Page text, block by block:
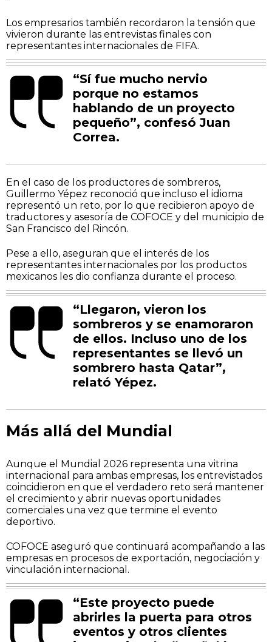
Los empresarios también recordaron la tensión que
vivieron durante las entrevistas finales con
representantes internacionales de FIFA.
“Sí fue mucho nervio
porque no estamos
hablando de un proyecto
pequeño”, confesó Juan
Correa.
En el caso de los productores de sombreros,
Guillermo Yépez reconoció que incluso el idioma
representó un reto, por lo que recibieron apoyo de
traductores y asesoría de COFOCE y del municipio de
San Francisco del Rincón.
Pese a ello, aseguran que el interés de los
representantes internacionales por los productos
mexicanos les dio confianza durante el proceso.
“Llegaron, vieron los
sombreros y se enamoraron
de ellos. Incluso uno de los
representantes se llevó un
sombrero hasta Qatar”,
relató Yépez.
Más allá del Mundial
Aunque el Mundial 2026 representa una vitrina
internacional para ambas empresas, los entrevistados
coincidieron en que el verdadero reto será mantener
el crecimiento y abrir nuevas oportunidades
comerciales una vez que termine el evento
deportivo.
COFOCE aseguró que continuará acompañando a las
empresas en procesos de exportación, negociación y
vinculación internacional.
“Este proyecto puede
abrirles la puerta para otros
eventos y otros clientes